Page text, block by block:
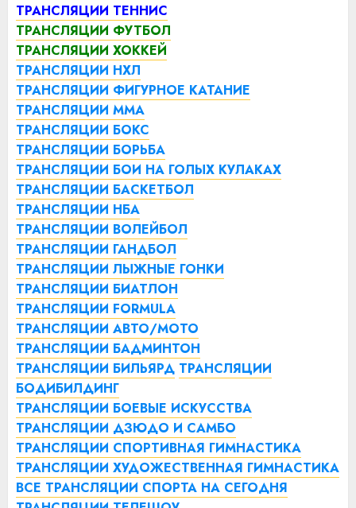
ТРАНСЛЯЦИИ ТЕННИС
ТРАНСЛЯЦИИ ФУТБОЛ
ТРАНСЛЯЦИИ ХОККЕЙ
ТРАНСЛЯЦИИ НХЛ
ТРАНСЛЯЦИИ ФИГУРНОЕ КАТАНИЕ
ТРАНСЛЯЦИИ ММА
ТРАНСЛЯЦИИ БОКС
ТРАНСЛЯЦИИ БОРЬБА
ТРАНСЛЯЦИИ БОИ НА ГОЛЫХ КУЛАКАХ
ТРАНСЛЯЦИИ БАСКЕТБОЛ
ТРАНСЛЯЦИИ НБА
ТРАНСЛЯЦИИ ВОЛЕЙБОЛ
ТРАНСЛЯЦИИ ГАНДБОЛ
ТРАНСЛЯЦИИ ЛЫЖНЫЕ ГОНКИ
ТРАНСЛЯЦИИ БИАТЛОН
ТРАНСЛЯЦИИ FORMULA
ТРАНСЛЯЦИИ АВТО/МОТО
ТРАНСЛЯЦИИ БАДМИНТОН
ТРАНСЛЯЦИИ БИЛЬЯРД ТРАНСЛЯЦИИ
БОДИБИЛДИНГ
ТРАНСЛЯЦИИ БОЕВЫЕ ИСКУССТВА
ТРАНСЛЯЦИИ ДЗЮДО И САМБО
ТРАНСЛЯЦИИ СПОРТИВНАЯ ГИМНАСТИКА
ТРАНСЛЯЦИИ ХУДОЖЕСТВЕННАЯ ГИМНАСТИКА
ВСЕ ТРАНСЛЯЦИИ СПОРТА НА СЕГОДНЯ